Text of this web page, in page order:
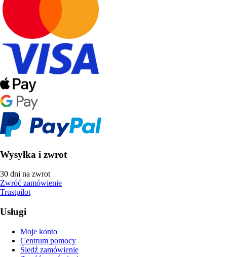
Wysyłka i zwrot
30 dni na zwrot
Zwróć zamówienie
Trustpilot
Usługi
Moje konto
Centrum pomocy
Śledź zamówienie